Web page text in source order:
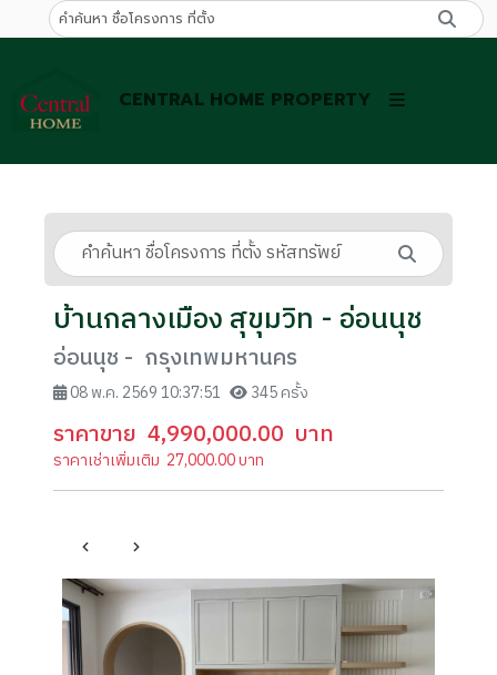
CENTRAL HOME PROPERTY
บ้านกลางเมือง สุขุมวิท - อ่อนนุช
อ่อนนุช - กรุงเทพมหานคร
08 พ.ค. 2569 10:37:51 345 ครั้ง
ราคาขาย 4,990,000.00 บาท
ราคาเช่าเพิ่มเติม 27,000.00บาท